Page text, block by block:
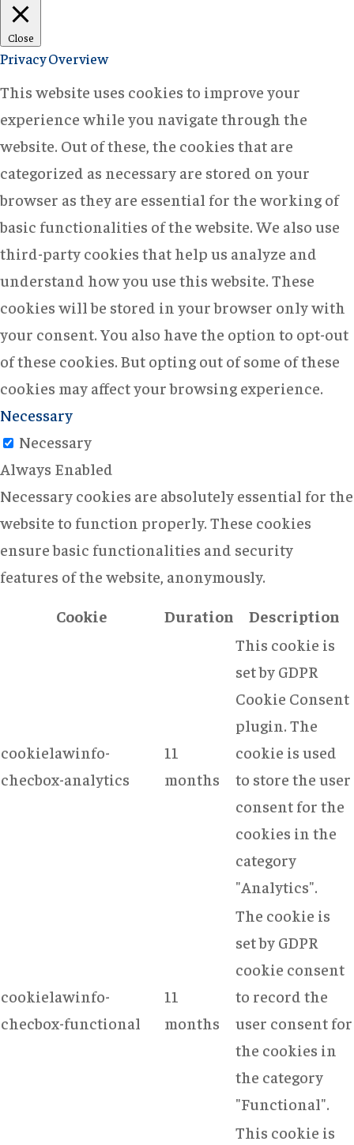
Close
Privacy Overview
This website uses cookies to improve your
experience while you navigate through the
website. Out of these, the cookies that are
categorized as necessary are stored on your
browser as they are essential for the working of
basic functionalities of the website. We also use
third-party cookies that help us analyze and
understand how you use this website. These
cookies will be stored in your browser only with
your consent. You also have the option to opt-out
of these cookies. But opting out of some of these
cookies may affect your browsing experience.
Necessary
Necessary
Always Enabled
Necessary cookies are absolutely essential for the
website to function properly. These cookies
ensure basic functionalities and security
features of the website, anonymously.
Cookie
Duration Description
cookielawinfo-
checbox-analytics
11
months
This cookie is
set by GDPR
Cookie Consent
plugin. The
cookie is used
to store the user
consent for the
cookies in the
category
"Analytics".
cookielawinfo-
checbox-functional
11
months
The cookie is
set by GDPR
cookie consent
to record the
user consent for
the cookies in
the category
"Functional".
This cookie is